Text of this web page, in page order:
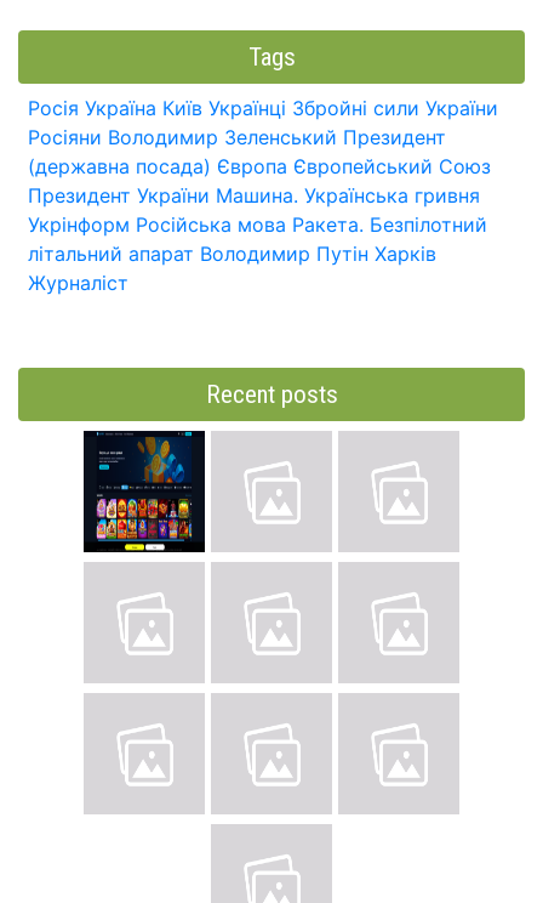
Tags
Росія Україна Київ Українці Збройні сили України
Росіяни Володимир Зеленський Президент
(державна посада) Європа Європейський Союз
Президент України Машина. Українська гривня
Укрінформ Російська мова Ракета. Безпілотний
літальний апарат Володимир Путін Харків
Журналіст
Recent posts